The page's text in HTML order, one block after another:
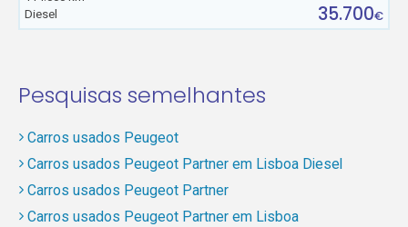
Diesel
35.700€
Pesquisas semelhantes
Carros usados Peugeot
Carros usados Peugeot Partner em Lisboa Diesel
Carros usados Peugeot Partner
Carros usados Peugeot Partner em Lisboa